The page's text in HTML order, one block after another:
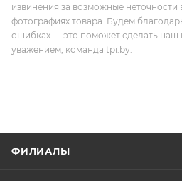
извинения за возможные неточности
фотографиях товара. Будем
ошибках — это поможет сделать наш
уважением, команда tpi.by.
ФИЛИАЛЫ